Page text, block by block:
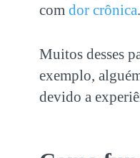
com dor crônica.
Muitos desses
exemplo,
devido a